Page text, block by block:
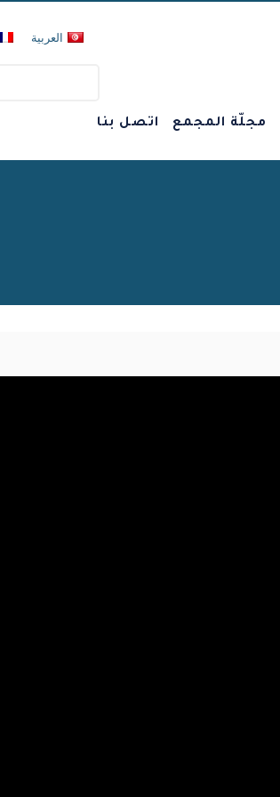
العربية
مجلّة المجمع اتصل بنا